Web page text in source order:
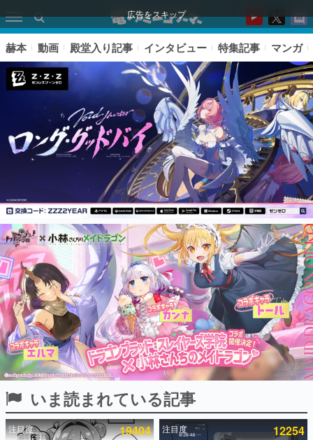
広告をスキップ
ピックアップ
電ファミのいま読まれている記事ランキング
アプリセール情報
インタビュー
連載・特集一覧
殿堂入り記事
SNS拡散数が数千以上！ ページビュー数万以上！ などな
ど。多くの人々に読まれた、電ファミ渾身の“殿堂入り”記
事をまとめました。
赫本 動画 殿堂入り記事 インタビュー 特集記事 マンガ
いま読まれている記事
注目度 19404 注目度 12254